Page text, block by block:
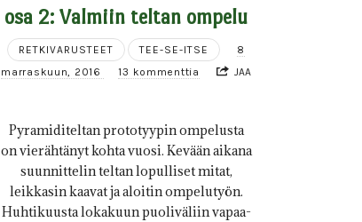
osa 2: Valmiin teltan ompelu
RETKIVARUSTEET TEE-SE-ITSE
8
marraskuun, 2016
13 kommenttia JAA
Pyramiditeltan prototyypin ompelusta
on vierähtänyt kohta vuosi. Kevään aikana
suunnittelin teltan lopulliset mitat,
leikkasin kaavat ja aloitin ompelutyön.
Huhtikuusta lokakuun puoliväliin vapaa-